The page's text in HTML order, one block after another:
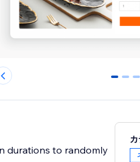
0 1 2
durations to randomly